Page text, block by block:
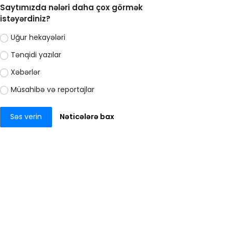
Saytımızda nələri daha çox görmək
istəyərdiniz?
Uğur hekayələri
Tənqidi yazılar
Xəbərlər
Müsahibə və reportajlar
Səs verin Nəticələrə bax